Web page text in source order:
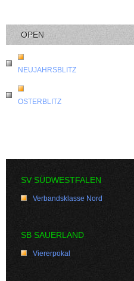
OPEN
NEUJAHRSBLITZ
OSTERBLITZ
SV SÜDWESTFALEN
Verbandsklasse Nord
SB SAUERLAND
Viererpokal